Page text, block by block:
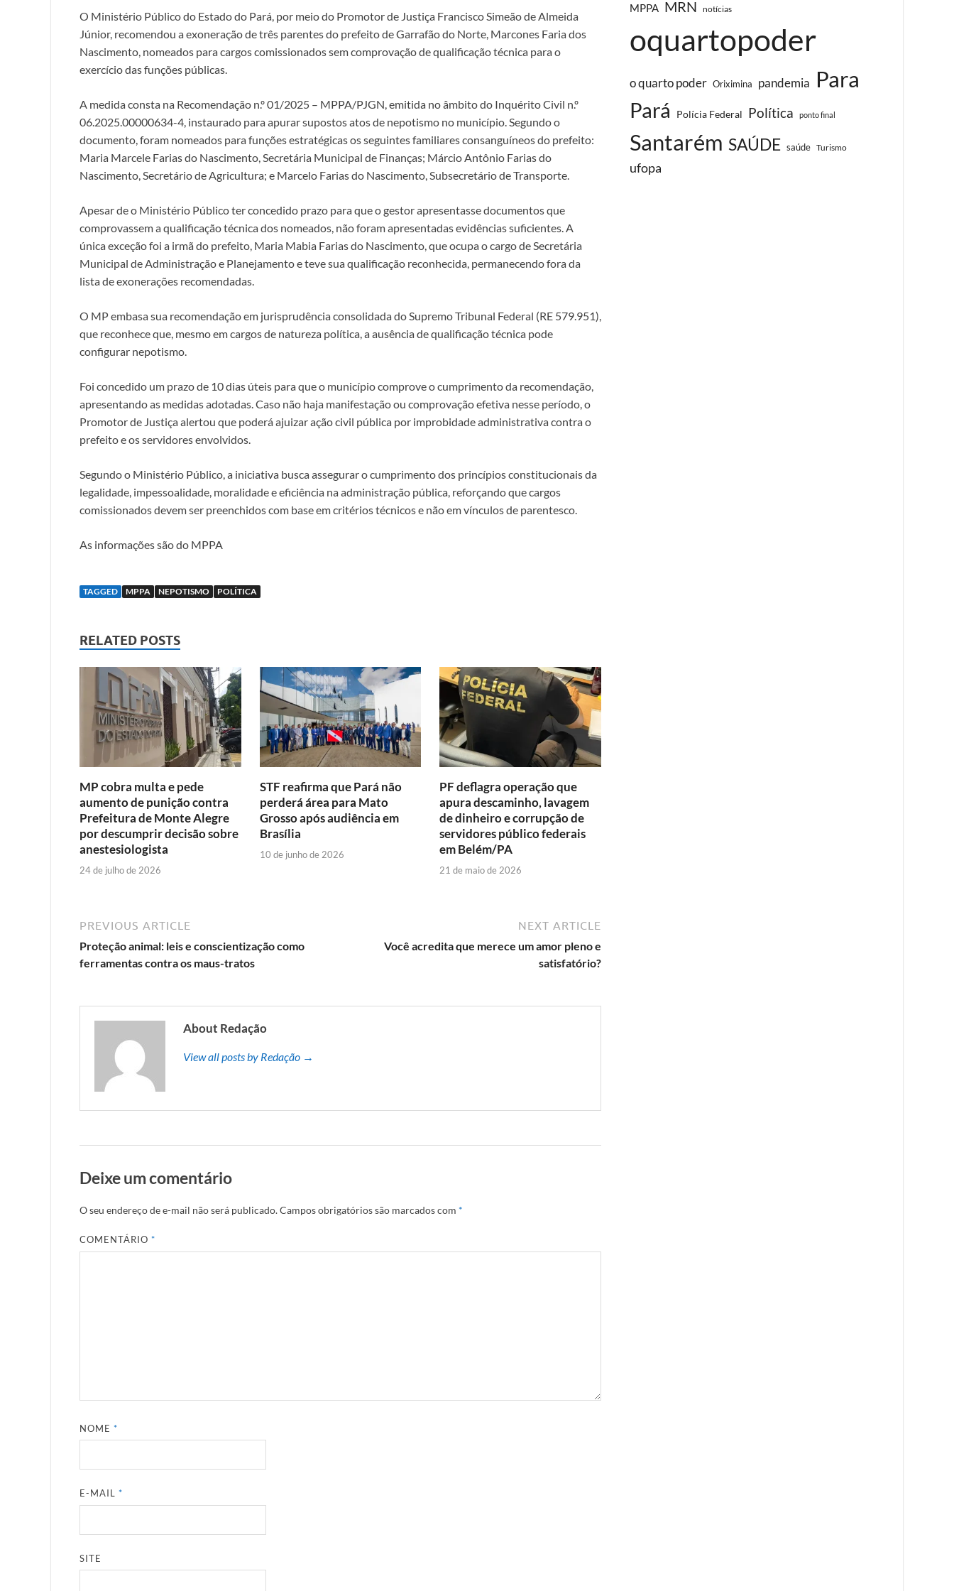
O Ministério Público do Estado do Pará, por meio do Promotor de Justiça Francisco Simeão de Almeida
Júnior, recomendou a exoneração de três parentes do prefeito de Garrafão do Norte, Marcones Faria dos
Nascimento, nomeados para cargos comissionados sem comprovação de qualificação técnica para o
exercício das funções públicas.
A medida consta na Recomendação n.º 01/2025 – MPPA/PJGN, emitida no âmbito do Inquérito Civil n.º
06.2025.00000634-4, instaurado para apurar supostos atos de nepotismo no município. Segundo o
documento, foram nomeados para funções estratégicas os seguintes familiares consanguíneos do prefeito:
Maria Marcele Farias do Nascimento, Secretária Municipal de Finanças; Márcio Antônio Farias do
Nascimento, Secretário de Agricultura; e Marcelo Farias do Nascimento, Subsecretário de Transporte.
Apesar de o Ministério Público ter concedido prazo para que o gestor apresentasse documentos que
comprovassem a qualificação técnica dos nomeados, não foram apresentadas evidências suficientes. A
única exceção foi a irmã do prefeito, Maria Mabia Farias do Nascimento, que ocupa o cargo de Secretária
Municipal de Administração e Planejamento e teve sua qualificação reconhecida, permanecendo fora da
lista de exonerações recomendadas.
O MP embasa sua recomendação em jurisprudência consolidada do Supremo Tribunal Federal (RE 579.951),
que reconhece que, mesmo em cargos de natureza política, a ausência de qualificação técnica pode
configurar nepotismo.
Foi concedido um prazo de 10 dias úteis para que o município comprove o cumprimento da recomendação,
apresentando as medidas adotadas. Caso não haja manifestação ou comprovação efetiva nesse período, o
Promotor de Justiça alertou que poderá ajuizar ação civil pública por improbidade administrativa contra o
prefeito e os servidores envolvidos.
Segundo o Ministério Público, a iniciativa busca assegurar o cumprimento dos princípios constitucionais da
legalidade, impessoalidade, moralidade e eficiência na administração pública, reforçando que cargos
comissionados devem ser preenchidos com base em critérios técnicos e não em vínculos de parentesco.
As informações são do MPPA
TAGGED MPPA NEPOTISMO POLÍTICA
RELATED POSTS
MP cobra multa e pede
aumento de punição contra
Prefeitura de Monte Alegre
por descumprir decisão sobre
anestesiologista
24 de julho de 2026
STF reafirma que Pará não
perderá área para Mato
Grosso após audiência em
Brasília
10 de junho de 2026
PF deflagra operação que
apura descaminho, lavagem
de dinheiro e corrupção de
servidores público federais
em Belém/PA
21 de maio de 2026
PREVIOUS ARTICLE
Proteção animal: leis e conscientização como
ferramentas contra os maus-tratos
NEXT ARTICLE
Você acredita que merece um amor pleno e
satisfatório?
About Redação
View all posts by Redação →
Deixe um comentário
O seu endereço de e-mail não será publicado.Campos obrigatórios são marcados com *
COMENTÁRIO*
NOME*
E-MAIL*
SITE
MPPA MRN notícias
oquartopoder
o quarto poder Oriximina pandemia Para
Pará Polícia Federal Política ponto final
Santarém SAÚDE saúde Turismo
ufopa